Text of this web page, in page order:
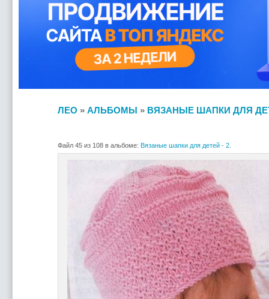
ЛЕО » АЛЬБОМЫ » ВЯЗАНЫЕ ШАПКИ ДЛЯ
Файл 45 из 108 в альбоме: Вязаные шапки для детей - 2.